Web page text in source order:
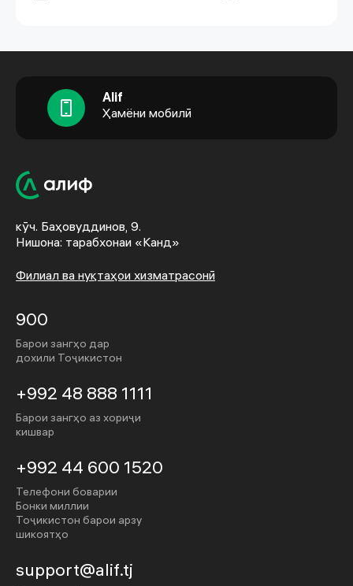
Alif
Ҳамёни мобилӣ
кӯч. Баҳовуддинов, 9.
Нишона: тарабхонаи «Канд»
Филиал ва нуқтаҳои хизматрасонӣ
900
Барои зангҳо дар
дохили Тоҷикистон
+992 48 888 1111
Барои зангҳо аз хориҷи
кишвар
+992 44 600 1520
Телефони боварии
Бонки миллии
Тоҷикистон барои арзу
шикоятҳо
support@alif.tj